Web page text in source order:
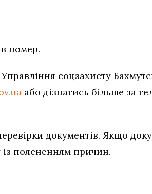
помер.
соцзахисту
або дізнатись більше за
документів. Якщо
поясненням причин.